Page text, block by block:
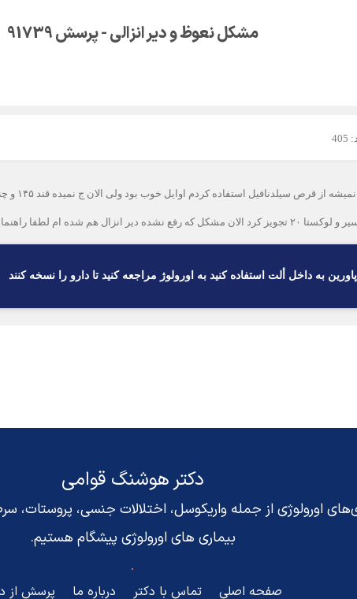
مشکل نعوظ و دیر انزالی - پرسش 91739
سلام
ام لطفا راهنمایی کنید
به داخل ألت استفاده كنيد به اورولوژ مراجعه كنيد تا دارو را نسخه كنند
دکتر هوشنگ قوامی
اورولوژی از جمله واریکوسل، اختلالات جنسی،
بیماری های اورولوژی پیشگام هستیم.
صفحه اصلی تماس با دکتر درباره ما پرسش از